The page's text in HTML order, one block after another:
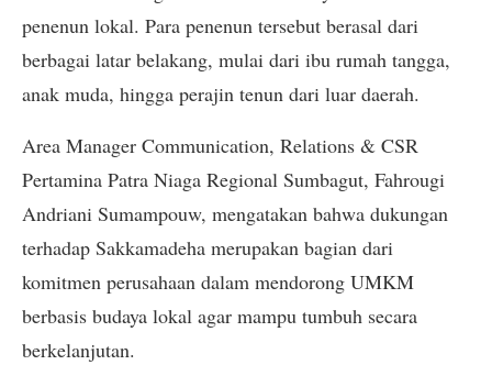
penenun lokal. Para penenun tersebut berasal dari
berbagai latar belakang, mulai dari ibu rumah tangga,
anak muda, hingga perajin tenun dari luar daerah.
Area Manager Communication, Relations & CSR
Pertamina Patra Niaga Regional Sumbagut, Fahrougi
Andriani Sumampouw, mengatakan bahwa dukungan
terhadap Sakkamadeha merupakan bagian dari
komitmen perusahaan dalam mendorong UMKM
berbasis budaya lokal agar mampu tumbuh secara
berkelanjutan.